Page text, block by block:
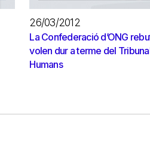
26/03/2012
La Confederació d’ONG
volen dur a terme del
Humans